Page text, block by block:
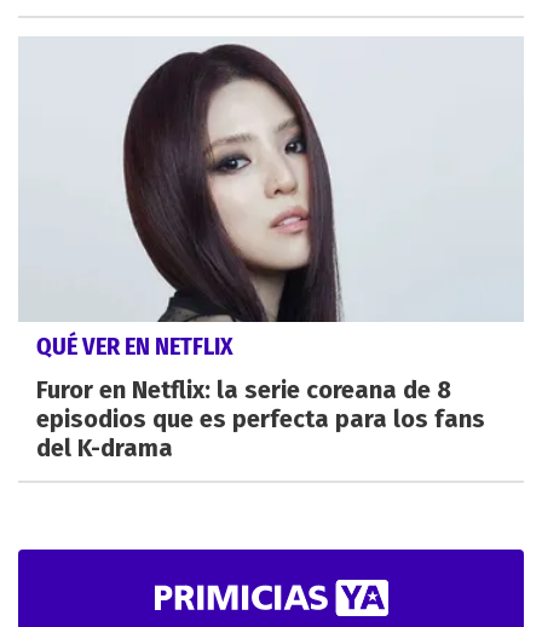
QUÉ VER EN NETFLIX
Furor en Netflix: la serie coreana de 8
episodios que es perfecta para los fans
del K-drama